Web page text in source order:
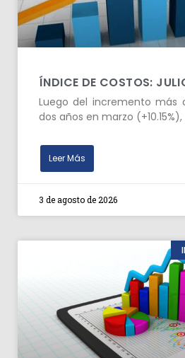
ÍNDICE DE COSTOS:
Luego del incremento más
dos años en marzo
Leer Más
3 de agosto de 2026